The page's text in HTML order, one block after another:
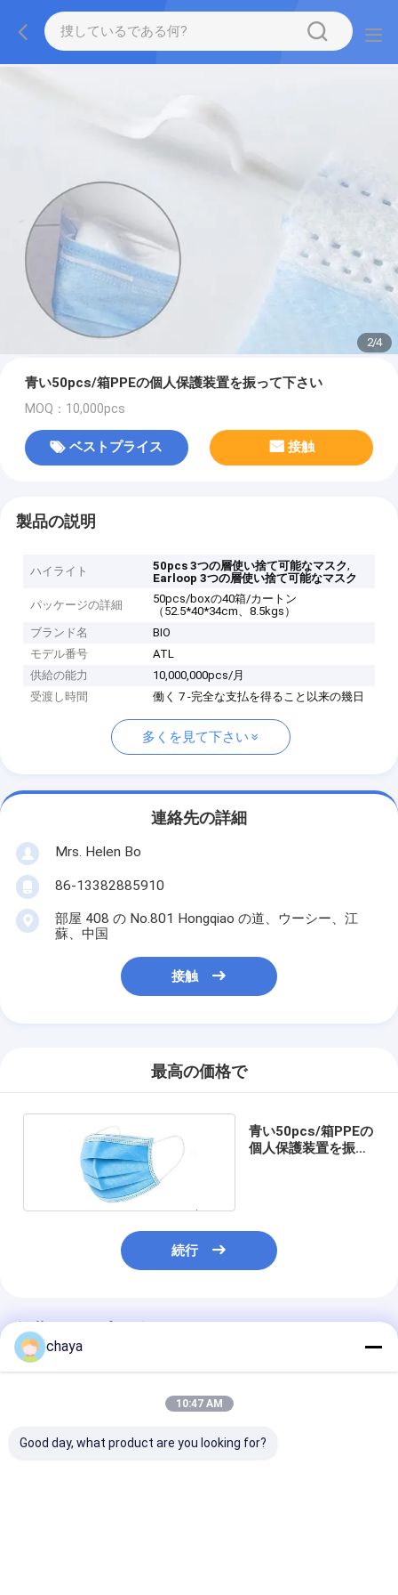
2/4
青い50pcs/箱PPEの個人保護装置を振って下さい
MOQ：10,000pcs
ベストプライス 接触
製品の説明
ハイライト 50pcs 3つの層使い捨て可能なマスク,
Earloop 3つの層使い捨て可能なマスク
パッケージの詳細
50pcs/boxの40箱/カートン
（52.5*40*34cm、8.5kgs）
ブランド名
BIO
モデル番号
ATL
供給の能力
10,000,000pcs/月
受渡し時間
働く 7 -完全な支払を得ること以来の幾日
多くを見て下さい
連絡先の詳細
Mrs. Helen Bo
86-13382885910
部屋 408 の No.801 Hongqiao の道、ウーシー、江
蘇、中国
接触
最高の価格で
青い50pcs/箱PPEの
個人保護装置を振っ
続行
推薦されたプロダクト
chaya
10:47 AM
Good day, what product are you looking for?